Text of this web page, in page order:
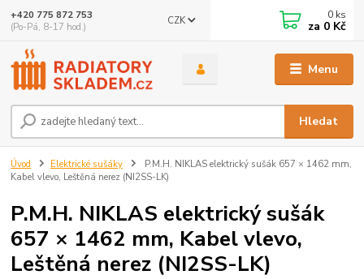
Menu
CZK
Hledat
+420 775 872 753
(Po-Pá, 8-17 hod.)
0 ks
za 0 Kč
Úvod Elektrické sušáky
P.M.H. NIKLAS elektrický sušák 657 × 1462 mm,
Kabel vlevo, Leštěná nerez (NI2SS-LK)
P.M.H. NIKLAS elektrický sušák
657 × 1462 mm, Kabel vlevo,
Leštěná nerez (NI2SS-LK)